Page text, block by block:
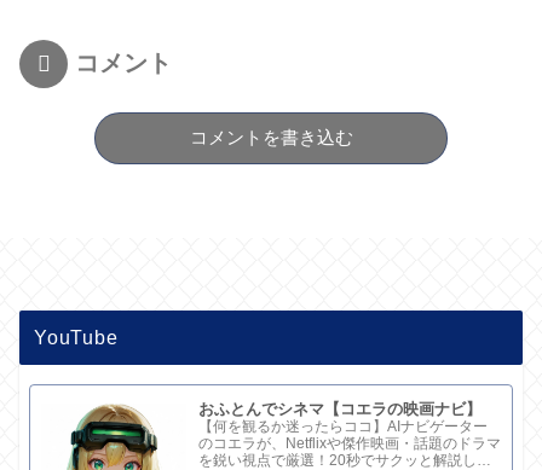
コメント
コメントを書き込む
YouTube
おふとんでシネマ【コエラの映画ナビ】
【何を観るか迷ったらココ】AIナビゲーター
のコエラが、Netflixや傑作映画・話題のドラマ
を鋭い視点で厳選！20秒でサクッと解説して